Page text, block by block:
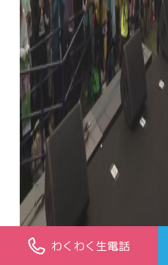
わくわく生電話